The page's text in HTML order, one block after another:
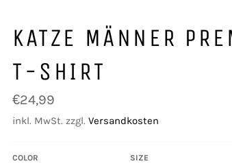
KATZE MÄNNER
T-SHIRT
Normaler
Preis
€24,99
inkl. MwSt. zzgl. Versandkosten
COLOR SIZE